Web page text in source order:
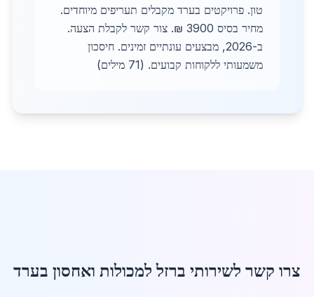
טון. פרויקטים בערד מקבלים תעריפים מיוחדים.
מחיר בסיס 3900 ₪. צור קשר לקבלת הצעה.
ב-2026, מבצעים עונתיים זמינים. חיסכון
משמעותי ללקוחות קבועים. (71 מילים)
צרו קשר לשירותי ברזל למכולות ואחסון בערד